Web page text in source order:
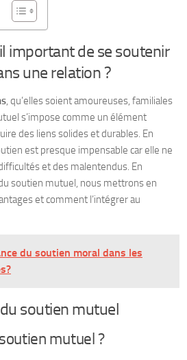
important de se soutenir
une relation ?
, qu’elles soient amoureuses, familiales
s’impose comme un élément
des liens solides et durables. En
est presque impensable car elle ne
et des malentendus. En
soutien mutuel, nous mettrons en
et comment l’intégrer au
du soutien moral dans les
soutien mutuel
mutuel ?